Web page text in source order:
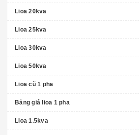
Lioa 20kva
Lioa 25kva
Lioa 30kva
Lioa 50kva
Lioa cũ 1 pha
Bảng giá lioa 1 pha
Lioa 1.5kva